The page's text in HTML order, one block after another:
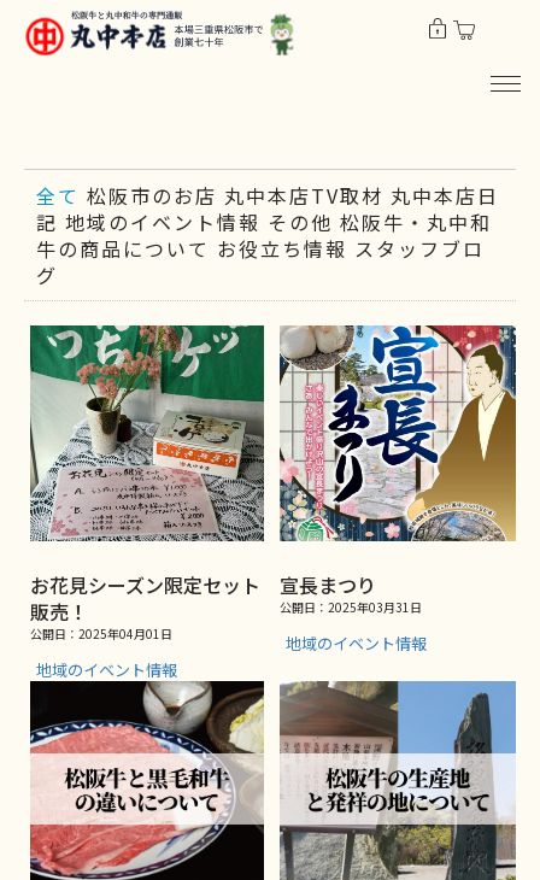
全て 松阪市のお店 丸中本店TV取材 丸中本店日
記 地域のイベント情報 その他 松阪牛・丸中和
牛の商品について お役立ち情報 スタッフブロ
グ
お花見シーズン限定セット
販売！
公開日：2025年04月01日
地域のイベント情報
宣長まつり
公開日：2025年03月31日
地域のイベント情報